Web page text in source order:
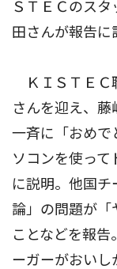
ＳＴＥＣのス
田さんが報告に
ＫＩＳＴＥＣ
さんを迎え、
一斉に「おめで
ソコンを使って
に説明。他国チ
論」の問題が「
ことなどを報
ーガーがおいし